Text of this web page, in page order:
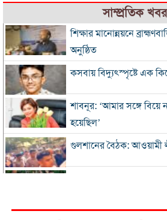
সাম্প্রতিক খবর
শিক্ষার মানোন্নয়নে
অনুষ্ঠিত
কসবায় বিদ্যুৎস্পৃষ্টে এক
শাবনূর: ‘আমার সঙ্গে বিয়ে
হয়েছিল’
গুলশানের বৈঠক: আওয়ামী
গ্যাস-বিদ্যুৎ সংকটে